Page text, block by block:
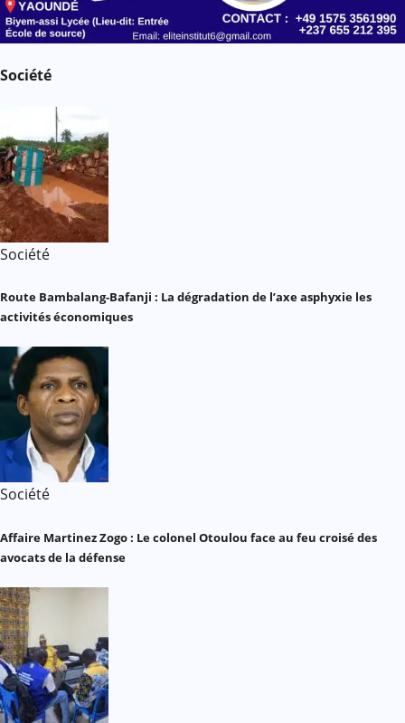
Société
Société
Route Bambalang-Bafanji : La dégradation de l’axe asphyxie les
activités économiques
Société
Affaire Martinez Zogo : Le colonel Otoulou face au feu croisé des
avocats de la défense